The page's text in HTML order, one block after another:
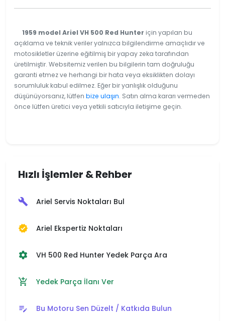
1959 model Ariel VH 500 Red Hunter için yapılan bu
açıklama ve teknik veriler yalnızca bilgilendirme amaçlıdır ve
motosikletler üzerine eğitilmiş bir yapay zeka tarafından
üretilmiştir. Websitemiz verilen bu bilgilerin tam doğruluğu
garanti etmez ve herhangi bir hata veya eksiklikten dolayı
sorumluluk kabul edilmez. Eğer bir yanlışlık olduğunu
düşünüyorsanız, lütfen bize ulaşın. Satın alma kararı vermeden
önce lütfen üretici veya yetkili satıcıyla iletişime geçin.
Hızlı İşlemler & Rehber
build Ariel Servis Noktaları Bul
verified Ariel Ekspertiz Noktaları
settings VH 500 Red Hunter Yedek Parça Ara
add_shopping_cart Yedek Parça İlanı Ver
edit_note Bu Motoru Sen Düzelt / Katkıda Bulun